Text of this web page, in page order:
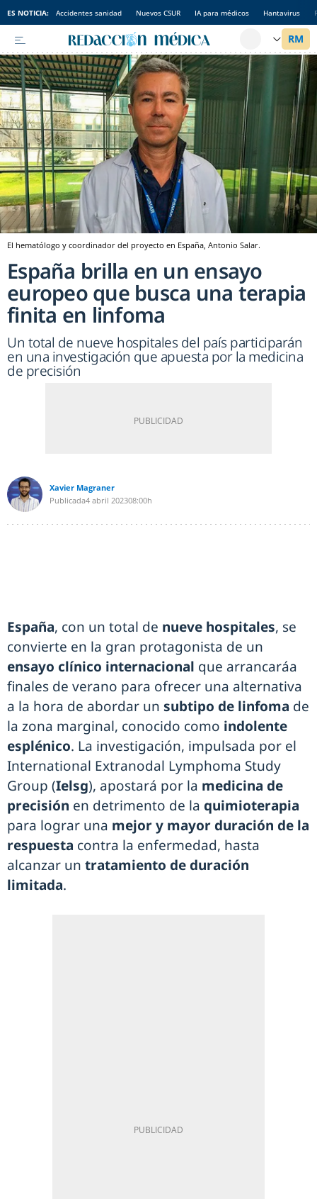
ES NOTICIA: Accidentes sanidad Nuevos CSUR IA para médicos Hantavirus
El hematólogo y coordinador del proyecto en España, Antonio Salar.
España brilla en un ensayo
europeo que busca una terapia
finita en linfoma
Un total de nueve hospitales del país participarán
en una investigación que apuesta por la medicina
de precisión
Xavier Magraner
Publicada4 abril 202308:00h
España, con un total de nueve hospitales, se
convierte en la gran protagonista de un
ensayo clínico internacional que arrancaráa
finales de verano para ofrecer una alternativa
a la hora de abordar un subtipo de linfoma de
la zona marginal, conocido como indolente
esplénico. La investigación, impulsada por el
International Extranodal Lymphoma Study
Group (Ielsg), apostará por la medicina de
precisión en detrimento de la quimioterapia
para lograr una mejor y mayor duración de la
respuesta contra la enfermedad, hasta
alcanzar un tratamiento de duración
limitada.